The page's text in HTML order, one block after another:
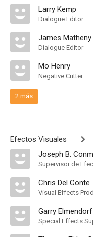
Larry Kemp
Dialogue Editor
James Matheny
Dialogue Editor
Mo Henry
Negative Cutter
2 más
Efectos Visuales
Chris Del Conte
Garry Elmendorf